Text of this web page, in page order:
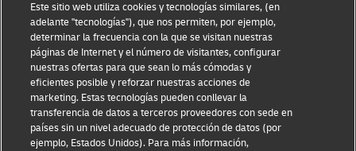
Aviso de privacidad Aviso legal
Accesibilidad Ajustes de cookies
Este sitio web utiliza cookies y tecnologías similares, (en
adelante "tecnologías"), que nos permiten, por ejemplo,
determinar la frecuencia con la que se visitan nuestras
páginas de Internet y el número de visitantes, configurar
nuestras ofertas para que sean lo más cómodas y
eficientes posible y reforzar nuestras acciones de
marketing. Estas tecnologías pueden conllevar la
transferencia de datos a terceros proveedores con sede en
países sin un nivel adecuado de protección de datos (por
ejemplo, Estados Unidos). Para más información,